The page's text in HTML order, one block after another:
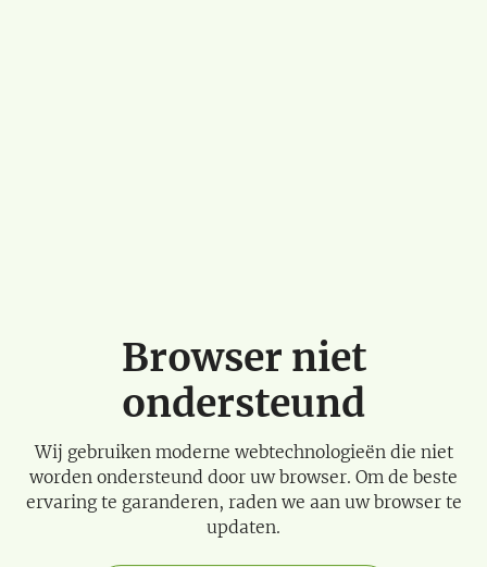
Browser niet
ondersteund
Wij gebruiken moderne webtechnologieën die niet
worden ondersteund door uw browser. Om de beste
ervaring te garanderen, raden we aan uw browser te
updaten.